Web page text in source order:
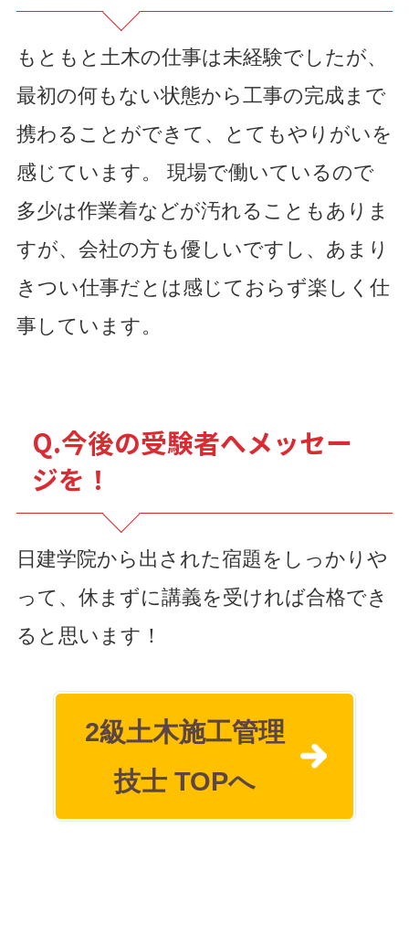
もともと土木の仕事は未経験でしたが、
最初の何もない状態から工事の完成まで
携わることができて、とてもやりがいを
感じています。 現場で働いているので
多少は作業着などが汚れることもありま
すが、会社の方も優しいですし、あまり
きつい仕事だとは感じておらず楽しく仕
事しています。
Q.今後の受験者へメッセー
ジを！
日建学院から出された宿題をしっかりや
って、休まずに講義を受ければ合格でき
ると思います！
2級土木施工管理
技士 TOPへ